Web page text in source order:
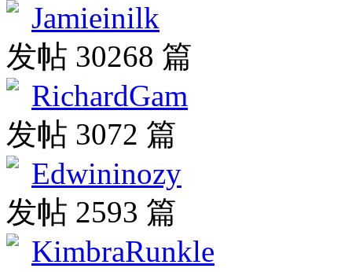
Jamieinilk
发帖 30268 篇
RichardGam
发帖 3072 篇
Edwininozy
发帖 2593 篇
KimbraRunkle